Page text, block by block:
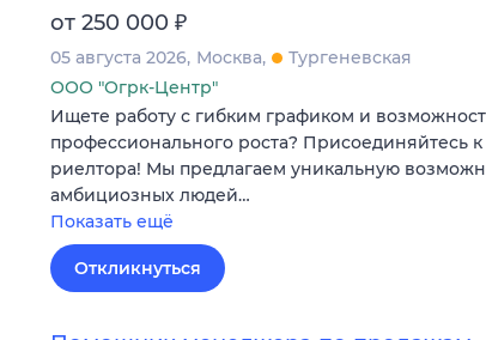
от 250 000 ₽
05 августа 2026 Москва
Тургеневская
ООО "Огрк-Центр"
Ищете работу с гибким графиком и
профессионального роста? Присоединяйтесь
риелтора! Мы предлагаем уникальную
амбициозных людей…
Показать ещё
Откликнуться